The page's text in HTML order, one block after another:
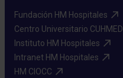
Fundación HM Hospitales​
Centro Universitario CUHMED​
Instituto HM Hospitales​
Intranet HM Hospitales​
HM CIOCC​